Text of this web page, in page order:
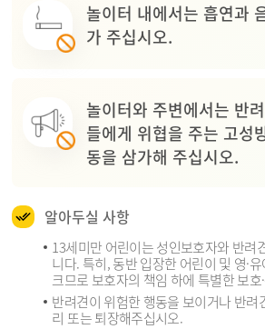
놀이터 내에서는 흡연과
가 주십시오.
놀이터와 주변에서는 반
들에게 위협을 주는 고성
동을 삼가해 주십시오.
알아두실 사항
13세미만 어린이는 성인보호자와 반려
니다. 특히, 동반 입장한 어린이 및 영·
크므로 보호자의 책임 하에 특별한 보
반려견이 위험한 행동을 보이거나 반려
리 또는 퇴장해주십시오.